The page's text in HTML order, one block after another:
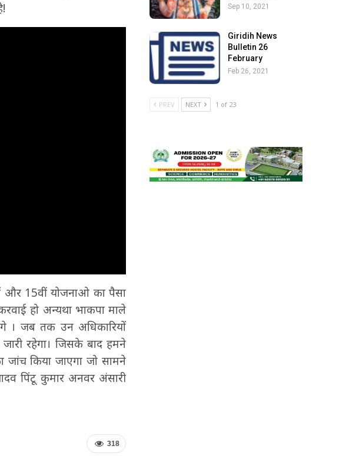
और 15वीं योजनाओ का पैसा
हो अन्यथा भाकपा माले
जब तक उन अधिकारियों
रहेगा। जिसके बाद हमने
किया जाएगा जो सामने
पिंटू कुमार अनवर अंसारी
318
Sep 10, 2021
Giridih News
Bulletin 26
February
Feb 26, 2021
PREV NEXT 1 of 23